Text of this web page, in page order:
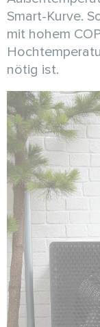
Smart-Kurve.
mit hohem
nötig ist.